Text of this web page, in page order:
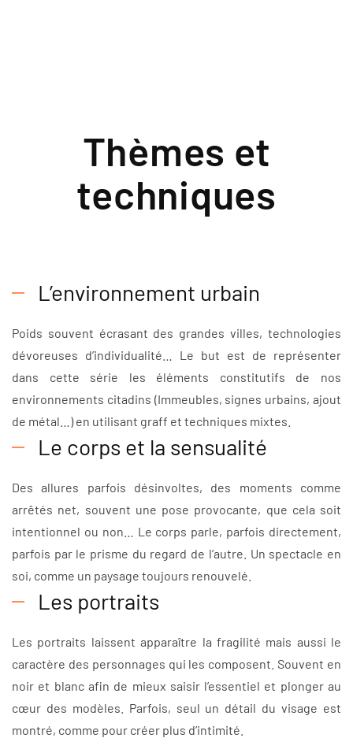
Thèmes et
techniques
L’environnement urbain
Poids souvent écrasant des grandes villes, technologies
dévoreuses d’individualité… Le but est de représenter
dans cette série les éléments constitutifs de nos
environnements citadins (Immeubles, signes urbains, ajout
de métal…) en utilisant graff et techniques mixtes.
Le corps et la sensualité
Des allures parfois désinvoltes, des moments comme
arrêtés net, souvent une pose provocante, que cela soit
intentionnel ou non… Le corps parle, parfois directement,
parfois par le prisme du regard de l’autre. Un spectacle en
soi, comme un paysage toujours renouvelé.
Les portraits
Les portraits laissent apparaître la fragilité mais aussi le
caractère des personnages qui les composent. Souvent en
noir et blanc afin de mieux saisir l’essentiel et plonger au
cœur des modèles. Parfois, seul un détail du visage est
montré, comme pour créer plus d’intimité.